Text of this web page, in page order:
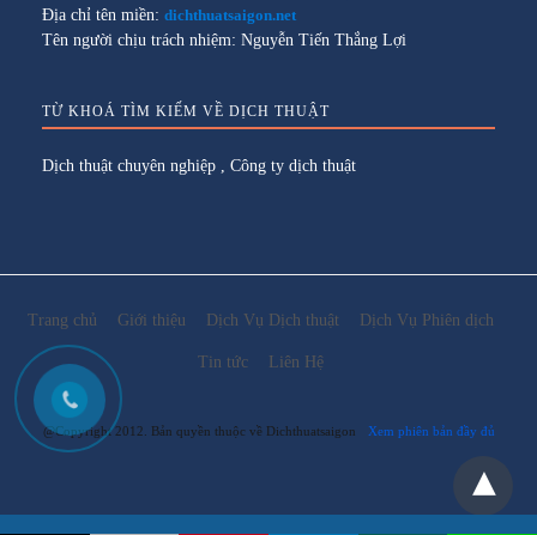
Địa chỉ tên miền: dichthuatsaigon.net
Tên người chịu trách nhiệm: Nguyễn Tiến Thắng Lợi
TỪ KHOÁ TÌM KIẾM VỀ DỊCH THUẬT
Dịch thuật chuyên nghiệp Công ty dịch thuật
Trang chủ Giới thiệu Dịch Vụ Dịch thuật Dịch Vụ Phiên dịch
Tin tức Liên Hệ
@Copyright 2012. Bản quyền thuộc về Dichthuatsaigon Xem phiên bản đầy đủ